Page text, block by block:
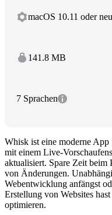
macOS 10.11 oder
141.8 MB
7 Sprachen
Whisk ist eine moderne
mit einem Live-
aktualisiert. Spare Zeit beim
von Änderungen.
Webentwicklung anfängst
Erstellung von Websites
optimieren.